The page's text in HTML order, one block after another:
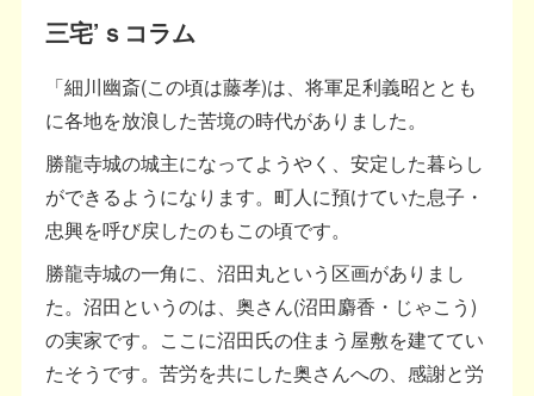
三宅’ｓコラム
「細川幽斎(この頃は藤孝)は、将軍足利義昭ととも
に各地を放浪した苦境の時代がありました。
勝龍寺城の城主になってようやく、安定した暮らし
ができるようになります。町人に預けていた息子・
忠興を呼び戻したのもこの頃です。
勝龍寺城の一角に、沼田丸という区画がありまし
た。沼田というのは、奥さん(沼田麝香・じゃこう)
の実家です。ここに沼田氏の住まう屋敷を建ててい
たそうです。苦労を共にした奥さんへの、感謝と労